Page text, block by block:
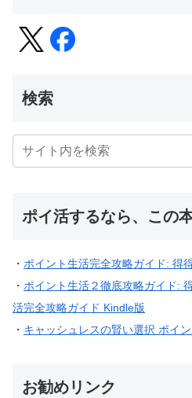
検索
ポイ活するなら、この
・ ポイント生活完全攻略ガイド: 得
・ ポイント生活２徹底攻略ガイド:
活完全攻略ガイド Kindle版
・ キャッシュレスの賢い選択 ポイ
お勧めリンク